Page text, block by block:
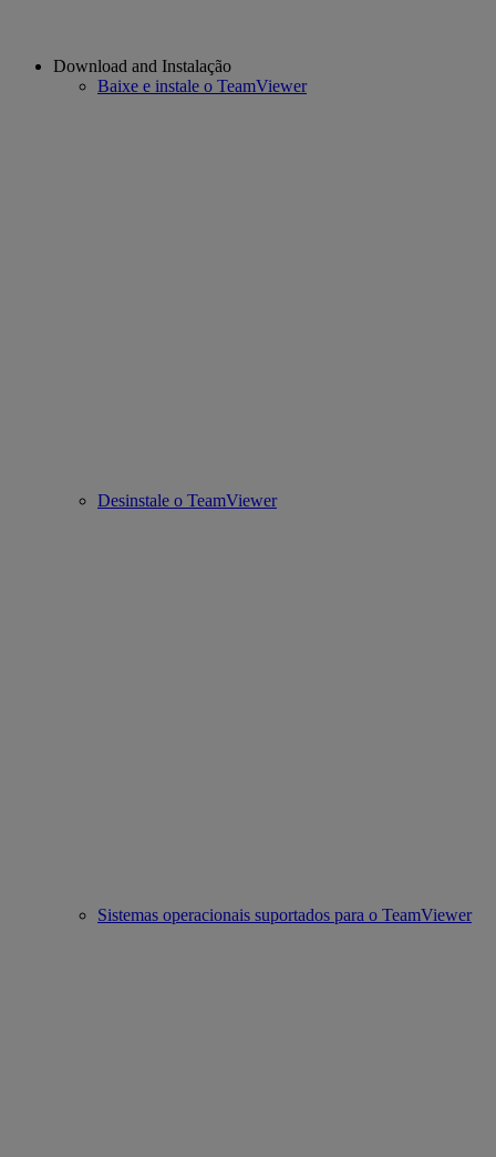
Download and Instalação
Baixe e instale o TeamViewer
Desinstale o TeamViewer
Sistemas operacionais suportados para o TeamViewer